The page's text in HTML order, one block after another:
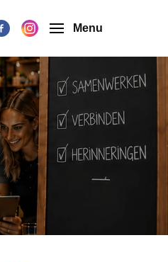
Menu